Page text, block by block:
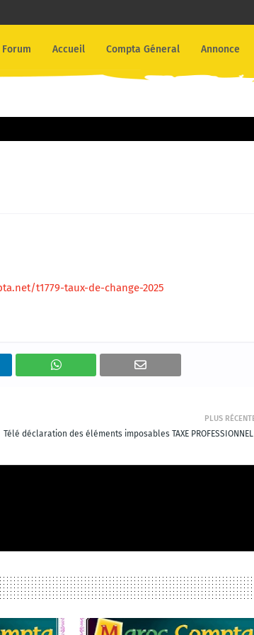
Forum Accueil Compta Géneral Annonce
t1779-taux-de-change-2025
PLUS
Télé déclaration des éléments imposables TAXE